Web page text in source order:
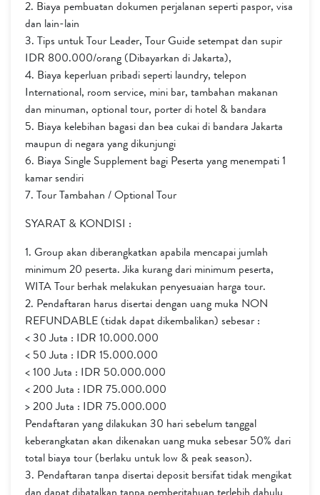
2. Biaya pembuatan dokumen perjalanan seperti paspor, visa
dan lain-lain
3. Tips untuk Tour Leader, Tour Guide setempat dan supir
IDR 800.000/orang (Dibayarkan di Jakarta),
4. Biaya keperluan pribadi seperti laundry, telepon
International, room service, mini bar, tambahan makanan
dan minuman, optional tour, porter di hotel & bandara
5. Biaya kelebihan bagasi dan bea cukai di bandara Jakarta
maupun di negara yang dikunjungi
6. Biaya Single Supplement bagi Peserta yang menempati 1
kamar sendiri
7. Tour Tambahan / Optional Tour
SYARAT & KONDISI :
1. Group akan diberangkatkan apabila mencapai jumlah
minimum 20 peserta. Jika kurang dari minimum peserta,
WITA Tour berhak melakukan penyesuaian harga tour.
2. Pendaftaran harus disertai dengan uang muka NON
REFUNDABLE (tidak dapat dikembalikan) sebesar :
< 30 Juta : IDR 10.000.000
< 50 Juta : IDR 15.000.000
< 100 Juta : IDR 50.000.000
< 200 Juta : IDR 75.000.000
> 200 Juta : IDR 75.000.000
Pendaftaran yang dilakukan 30 hari sebelum tanggal
keberangkatan akan dikenakan uang muka sebesar 50% dari
total biaya tour (berlaku untuk low & peak season).
3. Pendaftaran tanpa disertai deposit bersifat tidak mengikat